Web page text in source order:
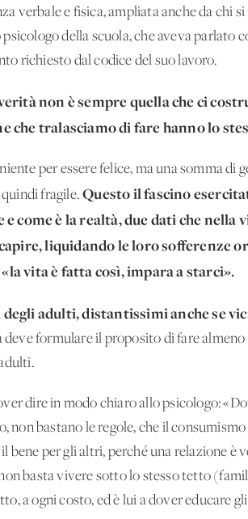
verbale e fisica, ampliata anche da chi
della scuola, che aveva parlato
richiesto dal codice del suo lavoro.
non è sempre quella che ci
che tralasciamo di fare hanno lo
per essere felice, ma una somma di
quindi fragile.Questo il fascino
come è la realtà, due dati che nella
liquidando le loro sofferenze
vita è fatta così, impara a starci».
degli adulti, distantissimi anche se
formulare il proposito di fare
dire in modo chiaro allo psicologo:
bastano le regole, che il
per gli altri, perché una relazione è
basta vivere sotto lo stesso tetto
a ogni costo, ed è lui a dover educare